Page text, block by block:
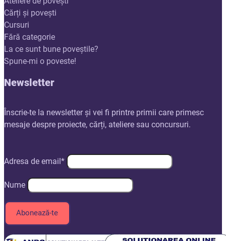
Cărți și povești
Cursuri
Fără categorie
La ce sunt bune poveștile?
Spune-mi o poveste!
Newsletter
Înscrie-te la newsletter și vei fi printre primii care primesc
mesaje despre proiecte, cărți, ateliere sau concursuri.
Adresa de email*
Nume